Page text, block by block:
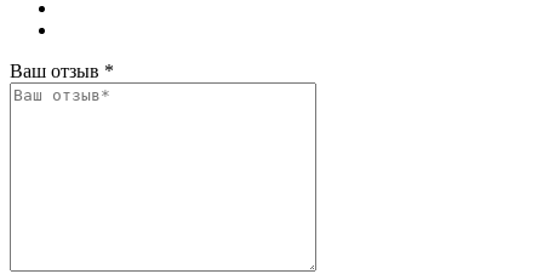
Ваш отзыв *